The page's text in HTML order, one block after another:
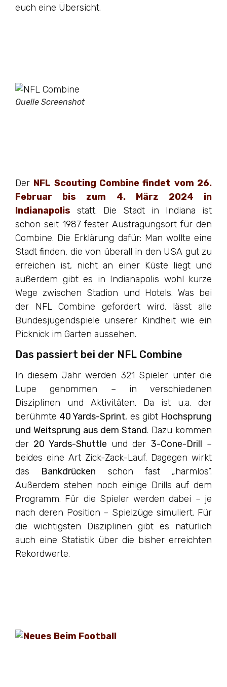
euch eine Übersicht.
Quelle Screenshot
Der NFL Scouting Combine findet vom 26.
Februar bis zum 4. März 2024 in
Indianapolis statt. Die Stadt in Indiana ist
schon seit 1987 fester Austragungsort für den
Combine. Die Erklärung dafür: Man wollte eine
Stadt finden, die von überall in den USA gut zu
erreichen ist, nicht an einer Küste liegt und
außerdem gibt es in Indianapolis wohl kurze
Wege zwischen Stadion und Hotels. Was bei
der NFL Combine gefordert wird, lässt alle
Bundesjugendspiele unserer Kindheit wie ein
Picknick im Garten aussehen.
Das passiert bei der NFL Combine
In diesem Jahr werden 321 Spieler unter die
Lupe genommen – in verschiedenen
Disziplinen und Aktivitäten. Da ist u.a. der
berühmte 40 Yards-Sprint, es gibt Hochsprung
und Weitsprung aus dem Stand. Dazu kommen
der 20 Yards-Shuttle und der 3-Cone-Drill –
beides eine Art Zick-Zack-Lauf. Dagegen wirkt
das Bankdrücken schon fast „harmlos“.
Außerdem stehen noch einige Drills auf dem
Programm. Für die Spieler werden dabei – je
nach deren Position – Spielzüge simuliert. Für
die wichtigsten Disziplinen gibt es natürlich
auch eine Statistik über die bisher erreichten
Rekordwerte.